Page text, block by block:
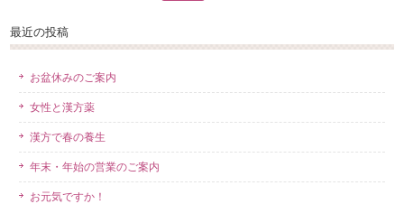
最近の投稿
お盆休みのご案内
女性と漢方薬
漢方で春の養生
年末・年始の営業のご案内
お元気ですか！